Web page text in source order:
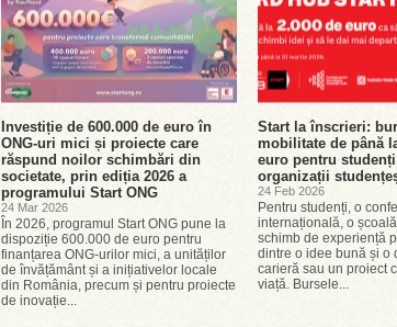
Investiție de 600.000 de euro în
ONG-uri mici și proiecte care
răspund noilor schimbări din
societate, prin ediția 2026 a
programului Start ONG
24 Mar 2026
În 2026, programul Start ONG pune la
dispoziție 600.000 de euro pentru
finanțarea ONG-urilor mici, a unităților
de învățământ și a inițiativelor locale
din România, precum și pentru proiecte
de inovație...
Start la înscrieri:
mobilitate de până
euro pentru
organizații
24 Feb 2026
Pentru studenți, o
internațională, o
schimb de experiență
dintre o idee bună și o
carieră sau un proiect
viață. Bursele...